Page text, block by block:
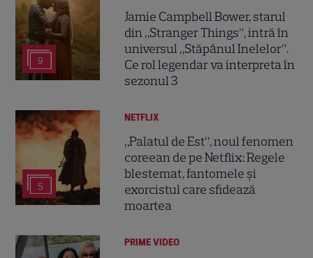
9
Jamie Campbell Bower, starul
din „Stranger Things”, intră în
universul „Stăpânul Inelelor”.
Ce rol legendar va interpreta în
sezonul 3
5
NETFLIX
„Palatul de Est”, noul fenomen
coreean de pe Netflix: Regele
blestemat, fantomele și
exorcistul care sfidează
moartea
PRIME VIDEO